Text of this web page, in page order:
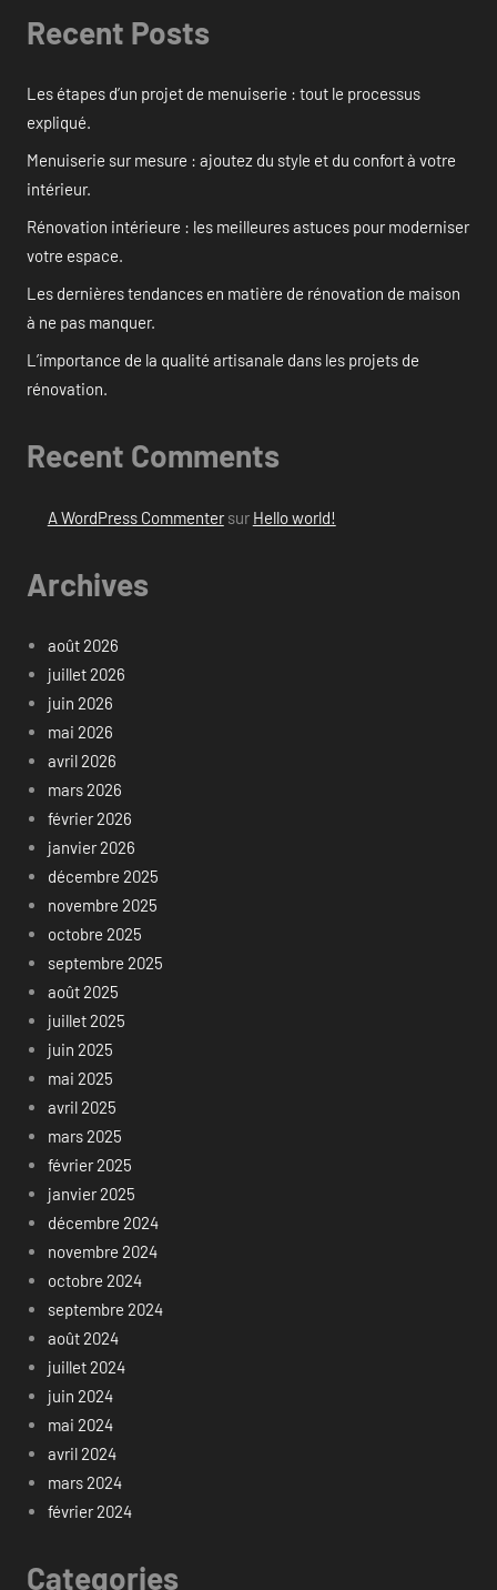
Recent Posts
Les étapes d’un projet de menuiserie : tout le processus
expliqué.
Menuiserie sur mesure : ajoutez du style et du confort à votre
intérieur.
Rénovation intérieure : les meilleures astuces pour moderniser
votre espace.
Les dernières tendances en matière de rénovation de maison
à ne pas manquer.
L’importance de la qualité artisanale dans les projets de
rénovation.
Recent Comments
A WordPress Commentersur Hello world!
Archives
août 2026
juillet 2026
juin 2026
mai 2026
avril 2026
mars 2026
février 2026
janvier 2026
décembre 2025
novembre 2025
octobre 2025
septembre 2025
août 2025
juillet 2025
juin 2025
mai 2025
avril 2025
mars 2025
février 2025
janvier 2025
décembre 2024
novembre 2024
octobre 2024
septembre 2024
août 2024
juillet 2024
juin 2024
mai 2024
avril 2024
mars 2024
février 2024
Categories